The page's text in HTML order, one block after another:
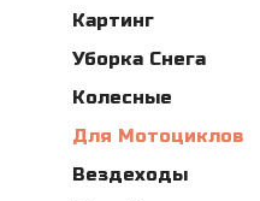
Картинг
Уборка Снега
Колесные
Для Мотоциклов
Вездеходы